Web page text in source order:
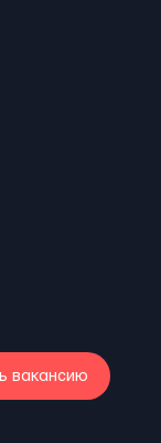
вакансию